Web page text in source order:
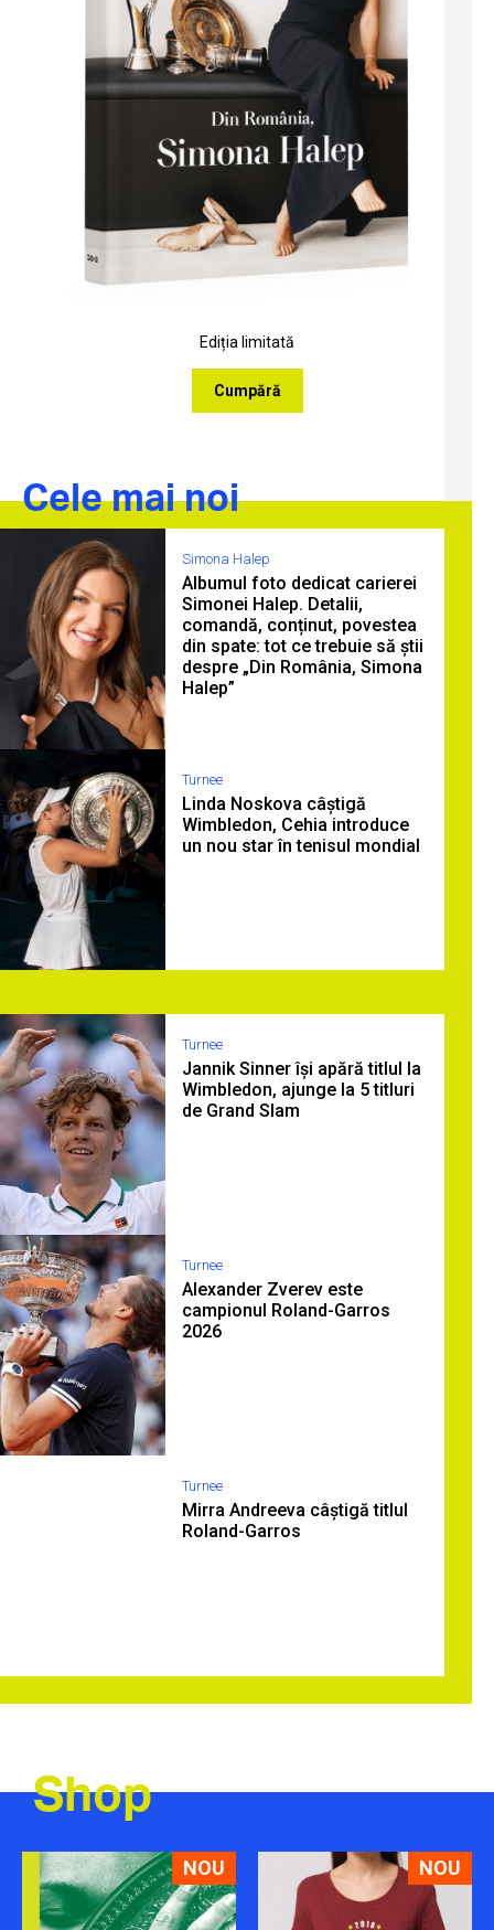
Ediția limitată
Cumpără
Cele mai noi
Simona Halep
Albumul foto dedicat carierei
Simonei Halep. Detalii,
comandă, conținut, povestea
din spate: tot ce trebuie să știi
despre „Din România, Simona
Halep”
Turnee
Linda Noskova câștigă
Wimbledon, Cehia introduce
un nou star în tenisul mondial
Turnee
Jannik Sinner își apără titlul la
Wimbledon, ajunge la 5 titluri
de Grand Slam
Turnee
Alexander Zverev este
campionul Roland-Garros
2026
Turnee
Mirra Andreeva câștigă titlul
Roland-Garros
Shop
NOU NOU